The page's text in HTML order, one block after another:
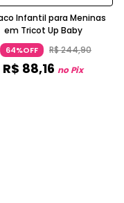
Infantil para Meninas
em Tricot Up Baby
64%OFF R$244,90
R$ 88,16 no Pix